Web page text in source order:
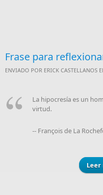
Frase para
ENVIADO POR ERICK CASTELLANOS
La hipocresía es un
virtud.
-- François de La
Leer